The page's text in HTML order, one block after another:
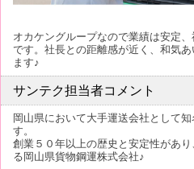
オカケングループなので業績は安定
です。社長との距離感が近く、和気
ます♪
サンテク担当者コメント
岡山県において大手運送会社として
す。
創業５０年以上の歴史と安定性があ
る岡山県貨物鋼運株式会社♪